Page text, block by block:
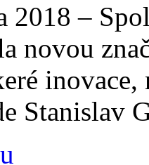
2018 –
novou
Stanislav